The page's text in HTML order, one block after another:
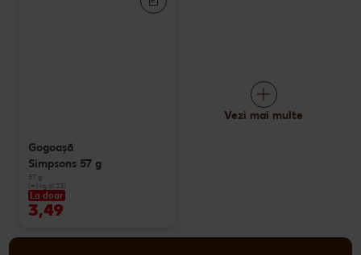
Gogoașă
Simpsons 57 g
57 g
(=1 kg 61.23)
La doar
3,49
Vezi mai multe